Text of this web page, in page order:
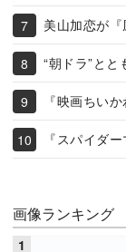
美山加恋が
“朝ドラ”と
『映画ちい
『スパイダ
画像ランキング